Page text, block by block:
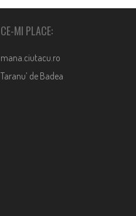
CE-MI PLACE:
mana.ciutacu.ro
Taranu’ de Badea